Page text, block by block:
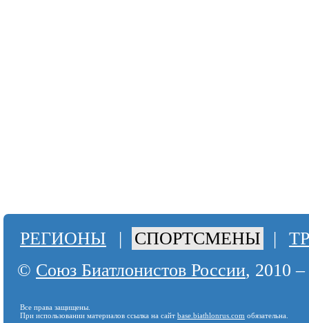
РЕГИОНЫ | СПОРТСМЕНЫ |
© Союз Биатлонистов России, 2010
Все права защищены.
При использовании материалов ссылка на сайт base.biathlonrus.com обязательна.